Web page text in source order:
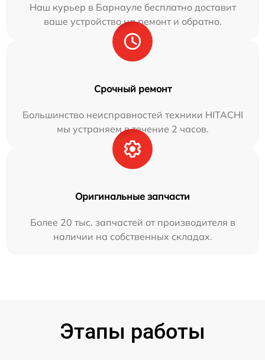
Наш курьер в Барнауле бесплатно доставит
ваше устройство на ремонт и обратно.
Срочный ремонт
Большинство неисправностей техники HITACHI
мы устраняем в течение 2 часов.
Оригинальные запчасти
Более 20 тыс. запчастей от производителя в
наличии на собственных складах.
Этапы работы